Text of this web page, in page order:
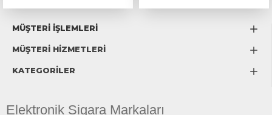
MÜŞTERİ İŞLEMLERİ
MÜŞTERİ HİZMETLERİ
KATEGORİLER
Elektronik Sigara Markaları